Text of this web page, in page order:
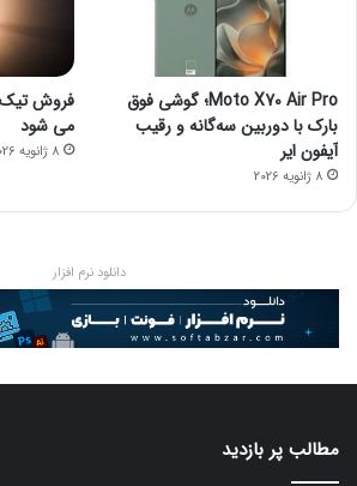
Moto X70 Air Pro؛ گوشی فوق
بارک با دوربین سه‌گانه و رقیب
آیفون ایر
8 ژانویه 2026
می شود
8 ژانویه 2026
دانلود نرم افزار
مطالب پر بازدید